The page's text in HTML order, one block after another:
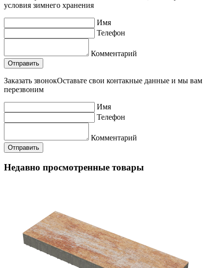
условия зимнего хранения
Имя
Телефон
Комментарий
Заказать звонокОставьте свои контакные данные и мы вам
перезвоним
Имя
Телефон
Комментарий
Недавно просмотренные товары